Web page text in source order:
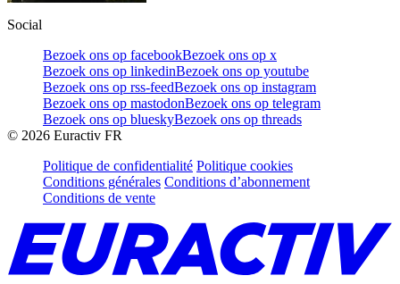
Social
Bezoek ons op facebookBezoek ons op x
Bezoek ons op linkedinBezoek ons op youtube
Bezoek ons op rss-feedBezoek ons op instagram
Bezoek ons op mastodonBezoek ons op telegram
Bezoek ons op blueskyBezoek ons op threads
© 2026 Euractiv FR
Politique de confidentialité Politique cookies
Conditions générales Conditions d’abonnement
Conditions de vente